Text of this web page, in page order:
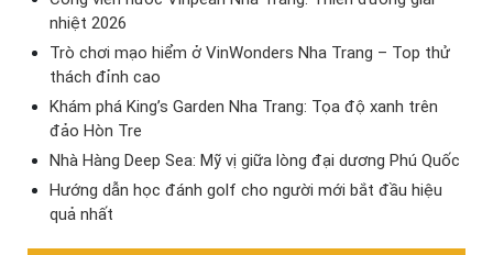
nhiệt 2026
Trò chơi mạo hiểm ở VinWonders Nha Trang – Top thử
thách đỉnh cao
Khám phá King’s Garden Nha Trang: Tọa độ xanh trên
đảo Hòn Tre
Nhà Hàng Deep Sea: Mỹ vị giữa lòng đại dương Phú Quốc
Hướng dẫn học đánh golf cho người mới bắt đầu hiệu
quả nhất